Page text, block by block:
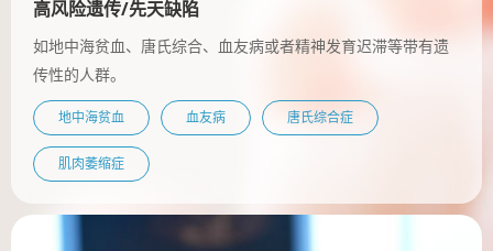
高风险遗传/先天缺陷
如地中海贫血、唐氏综合、血友病或者精神发育迟滞等带有遗
传性的人群。
地中海贫血 血友病 唐氏综合症
肌肉萎缩症